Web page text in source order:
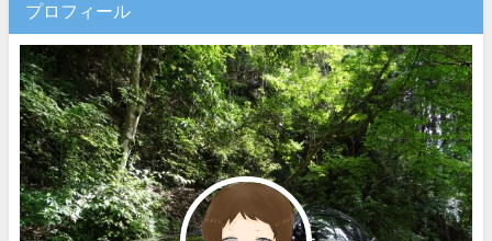
プロフィール